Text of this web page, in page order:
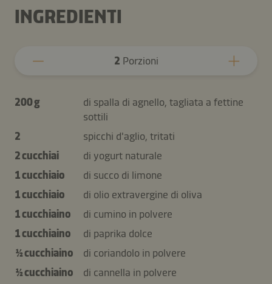
INGREDIENTI
2 Porzioni
200 g
di spalla di agnello, tagliata a fettine
sottili
2
spicchi d'aglio, tritati
2 cucchiai
di yogurt naturale
1 cucchiaio
di succo di limone
1 cucchiaio
di olio extravergine di oliva
1 cucchiaino
di cumino in polvere
1 cucchiaino
di paprika dolce
½ cucchiaino
di coriandolo in polvere
½ cucchiaino
di cannella in polvere